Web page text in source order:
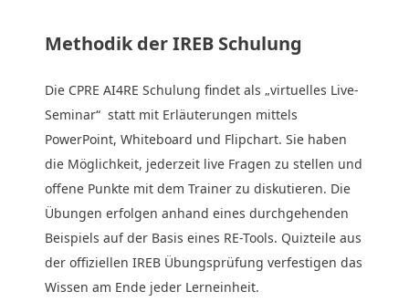
Methodik der IREB Schulung
Die CPRE AI4RE Schulung findet als „virtuelles Live-
Seminar“ statt mit Erläuterungen mittels
PowerPoint, Whiteboard und Flipchart. Sie haben
die Möglichkeit, jederzeit live Fragen zu stellen und
offene Punkte mit dem Trainer zu diskutieren. Die
Übungen erfolgen anhand eines durchgehenden
Beispiels auf der Basis eines RE-Tools. Quizteile aus
der offiziellen IREB Übungsprüfung verfestigen das
Wissen am Ende jeder Lerneinheit.